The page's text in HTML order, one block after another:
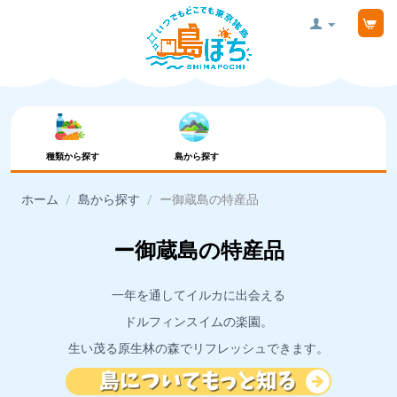
種類から探す 島から探す
ホーム / 島から探す / ー御蔵島の特産品
ー御蔵島の特産品
一年を通してイルカに出会える
ドルフィンスイムの楽園。
生い茂る原生林の森でリフレッシュできます。